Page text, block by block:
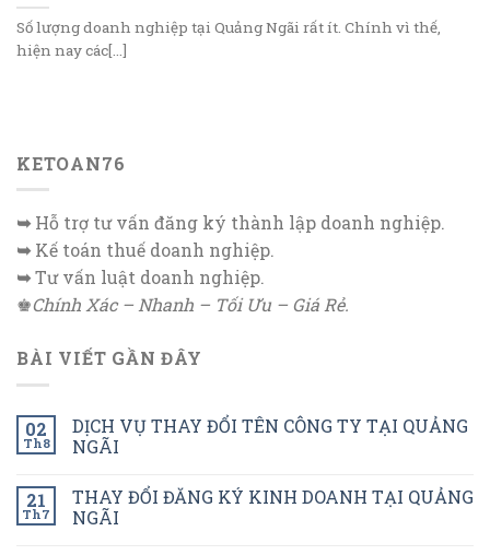
Số lượng doanh nghiệp tại Quảng Ngãi rất ít. Chính vì thế,
hiện nay các[...]
KETOAN76
➥Hỗ trợ tư vấn đăng ký thành lập doanh nghiệp.
➥Kế toán thuế doanh nghiệp.
➥Tư vấn luật doanh nghiệp.
♚Chính Xác – Nhanh – Tối Ưu – Giá Rẻ.
BÀI VIẾT GẦN ĐÂY
02
Th8
DỊCH VỤ THAY ĐỔI TÊN CÔNG TY TẠI QUẢNG
NGÃI
21
Th7
THAY ĐỔI ĐĂNG KÝ KINH DOANH TẠI QUẢNG
NGÃI